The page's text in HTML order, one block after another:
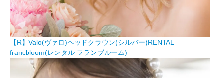
【R】Valo(ヴァロ)ヘッドクラウン(シルバー)RENTAL
francbloom(レンタル フランブルーム)